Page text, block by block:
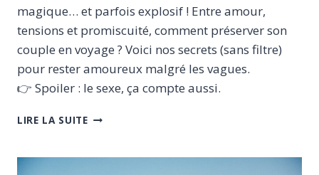
magique… et parfois explosif ! Entre amour,
tensions et promiscuité, comment préserver son
couple en voyage ? Voici nos secrets (sans filtre)
pour rester amoureux malgré les vagues.
👉 Spoiler : le sexe, ça compte aussi.
LIRE LA SUITEVOYAGER
: